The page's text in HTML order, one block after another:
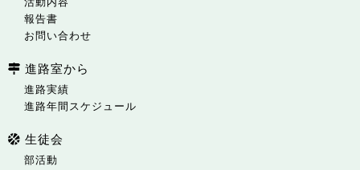
報告書
お問い合わせ
進路室から
進路実績
進路年間スケジュール
生徒会
部活動